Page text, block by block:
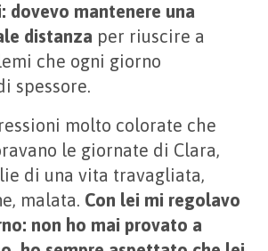
dovevo mantenere una
distanza per riuscire a
che ogni giorno
spessore.
molto colorate che
le giornate di Clara,
di una vita travagliata,
malata. Con lei mi regolavo
non ho mai provato a